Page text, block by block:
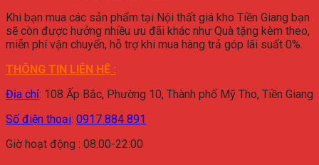
Khi bạn mua các sản phẩm tại Nội thất giá kho Tiền Giang bạn
sẽ còn được hưởng nhiều ưu đãi khác như Quà tặng kèm theo,
miễn phí vận chuyển, hỗ trợ khi mua hàng trả góp lãi suất 0%.
THÔNG TIN LIÊN HỆ :
Địa chỉ: 108 Ấp Bắc, Phường 10, Thành phố Mỹ Tho, Tiền Giang
Số điện thoại: 0917 884 891
Giờ hoạt động : 08:00-22:00